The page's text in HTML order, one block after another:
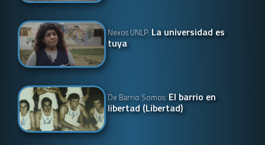
Nexos UNLP: La universidad es
tuya
De Barrio Somos: El barrio en
libertad (Libertad)